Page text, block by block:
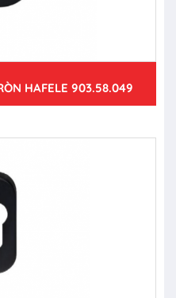
HAFELE 903.58.049